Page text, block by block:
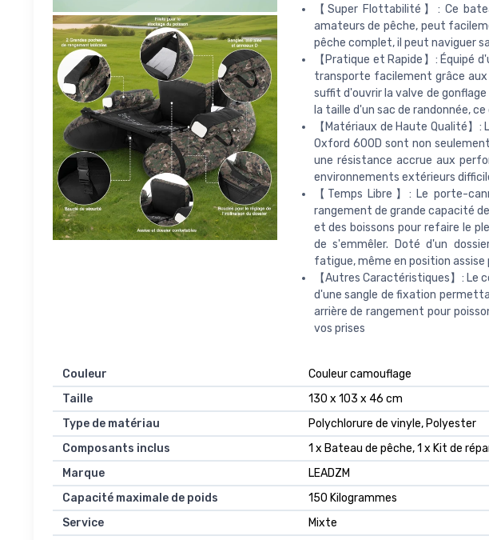
【Super Flottabilité】: Ce
amateurs de pêche, peut
pêche complet, il peut naviguer
【Pratique et Rapide】: Équipé
transporte facilement grâce aux
suffit d'ouvrir la valve de
la taille d'un sac de randonnée,
【Matériaux de Haute Qualité】
Oxford 600D sont non
une résistance accrue aux
environnements extérieurs
【Temps Libre】: Le porte-
rangement de grande capacité
et des boissons pour refaire le
de s'emmêler. Doté d'un
fatigue, même en position assise
【Autres Caractéristiques】: Le
d'une sangle de fixation
arrière de rangement pour
vos prises
Couleur
‎Couleur camouflage
Taille
‎130 x 103 x 46 cm
Type de matériau
‎Polychlorure de vinyle, Polyester
Composants inclus
‎1 x Bateau de pêche, 1 x Kit de
Marque
‎LEADZM
Capacité maximale de poids
‎150 Kilogrammes
Service
‎Mixte